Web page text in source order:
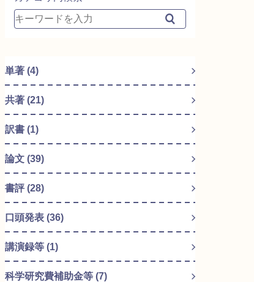
単著 (4)
共著 (21)
訳書 (1)
論文 (39)
書評 (28)
口頭発表 (36)
講演録等 (1)
科学研究費補助金等 (7)